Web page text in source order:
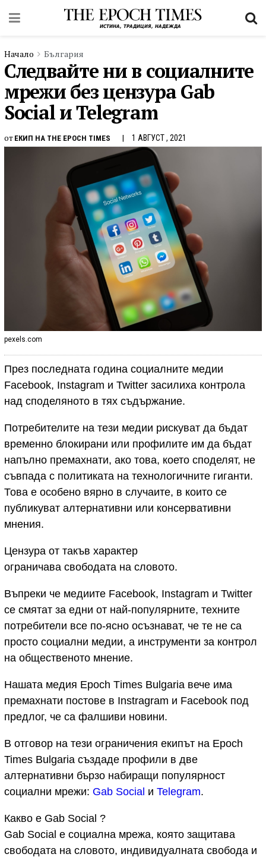
Начало България
Следвайте ни в социалните
мрежи без цензура Gab
Social и Telegram
от ЕКИП НА THE EPOCH TIMES 1 АВГУСТ , 2021
pexels.com
През последната година социалните медии
Facebook, Instagram и Twitter засилиха контрола
над споделяното в тях съдържание.
Потребителите на тези медии рискуват да бъдат
временно блокирани или профилите им да бъдат
напълно премахнати, ако това, което споделят, не
съвпада с политиката на технологичните гиганти.
Това е особено вярно в случаите, в които се
публикуват алтернативни или консервативни
мнения.
Цензура от такъв характер
ограничава свободата на словото.
Въпреки че медиите Facebook, Instagram и Twitter
се смятат за едни от най-популярните, техните
потребители все по-ясно осъзнават, че те не са
просто социални медии, а инструменти за контрол
на общественото мнение.
Нашата медия Epoch Тimes Bulgaria вече има
премахнати постове в Instragram и Facebook под
предлог, че са фалшиви новини.
В отговор на тези ограничения екипът на Epoch
Times Bulgaria създаде профили в две
алтернативни бързо набиращи популярност
социални мрежи: Gab Social и Telegram.
Какво е Gab Social ?
Gab Social е социална мрежа, която защитава
свободата на словото, индивидуалната свобода и